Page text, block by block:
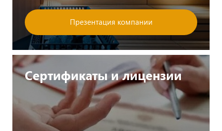
Презентация компании
Сертификаты и лицензии